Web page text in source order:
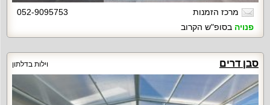
מרכז הזמנות
052-9095753
פנויה בסופ"ש הקרוב
סבן דרים וילות בדלתון